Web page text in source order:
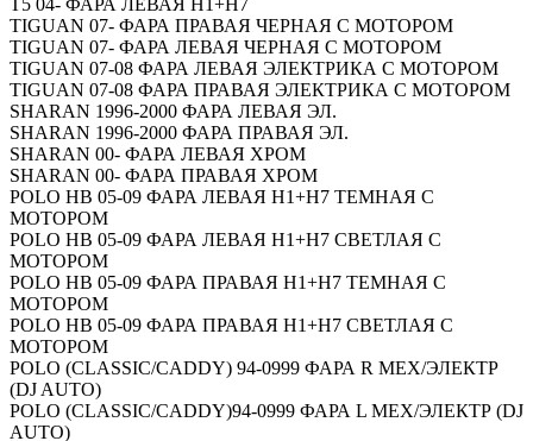
TIGUAN 07- ФАРА ПРАВАЯ ЧЕРНАЯ С МОТОРОМ
TIGUAN 07- ФАРА ЛЕВАЯ ЧЕРНАЯ С МОТОРОМ
TIGUAN 07-08 ФАРА ЛЕВАЯ ЭЛЕКТРИКА С МОТОРОМ
TIGUAN 07-08 ФАРА ПРАВАЯ ЭЛЕКТРИКА С МОТОРОМ
SHARAN 1996-2000 ФАРА ЛЕВАЯ ЭЛ.
SHARAN 1996-2000 ФАРА ПРАВАЯ ЭЛ.
SHARAN 00- ФАРА ЛЕВАЯ ХРОМ
SHARAN 00- ФАРА ПРАВАЯ ХРОМ
POLO HB 05-09 ФАРА ЛЕВАЯ Н1+Н7 ТЕМНАЯ С
МОТОРОМ
POLO HB 05-09 ФАРА ЛЕВАЯ Н1+Н7 СВЕТЛАЯ С
МОТОРОМ
POLO HB 05-09 ФАРА ПРАВАЯ Н1+Н7 ТЕМНАЯ С
МОТОРОМ
POLO HB 05-09 ФАРА ПРАВАЯ Н1+Н7 СВЕТЛАЯ С
МОТОРОМ
POLO (CLASSIC/CADDY) 94-0999 ФАРА R МЕХ/ЭЛЕКТР
(DJ AUTO)
POLO (CLASSIC/CADDY)94-0999 ФАРА L МЕХ/ЭЛЕКТР (DJ
AUTO)